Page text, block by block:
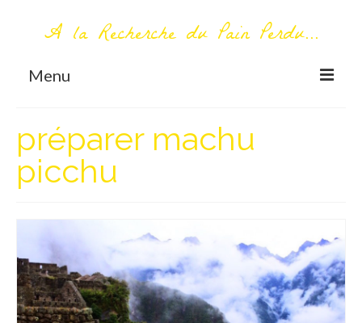
A la Recherche du Pain Perdu...
Menu
Première visite – A propos
Me contacter
AUTOUR DU MONDE
AFRIQUE
La Réunion
AMERIQUE DU SUD
préparer machu
picchu